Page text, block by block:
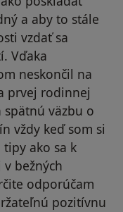
a aby to stále
vzdať sa
Vďaka
neskončil na
prvej rodinnej
spätnú väzbu o
vždy keď som si
ako sa k
bežných
odporúčam
pozitívnu